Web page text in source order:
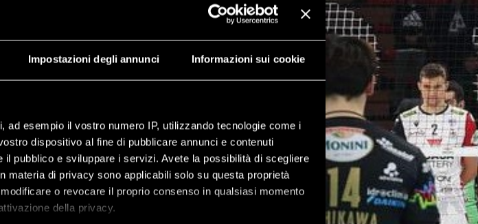
Impostazioni degli annunci Informazioni sui cookie
ad esempio il vostro numero IP, utilizzando tecnologie come i
dispositivo al fine di pubblicare annunci e contenuti
pubblico e sviluppare i servizi. Avete la possibilità di scegliere
di privacy sono applicabili solo su questa proprietà
o revocare il proprio consenso in qualsiasi momento
della privacy.